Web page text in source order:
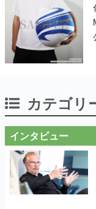
カテゴリ
インタビュー